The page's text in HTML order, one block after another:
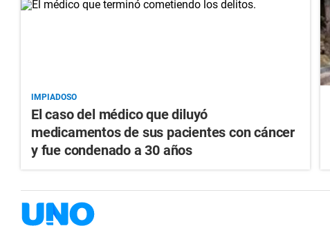
IMPIADOSO
El caso del médico que diluyó
medicamentos de sus pacientes con cáncer
y fue condenado a 30 años